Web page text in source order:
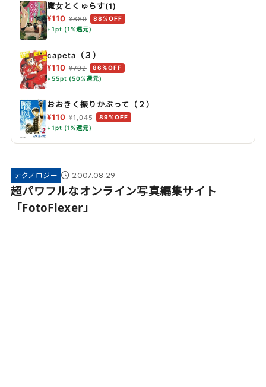
魔女とくゅらす(1)
¥110 ¥880
88%OFF
+1pt (1%還元)
capeta（３）
¥110 ¥792
86%OFF
+55pt (50%還元)
おおきく振りかぶって（２）
¥110 ¥1,045
89%OFF
+1pt (1%還元)
テクノロジー 2007.08.29
超パワフルなオンライン写真編集サイト
「FotoFlexer」